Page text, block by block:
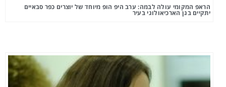
הראפ המקומי עולה לבמה: ערב היפ הופ מיוחד של יוצרים כפר סבאיים
יתקיים בגן הארכיאולוגי בעיר